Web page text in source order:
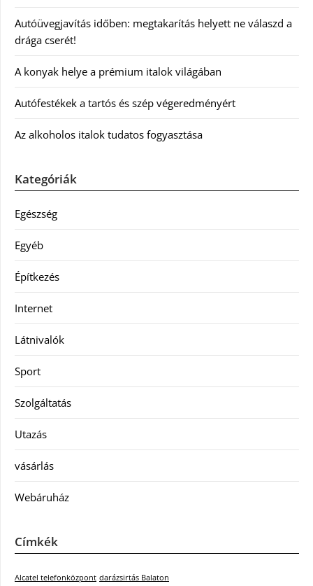
Autóüvegjavítás időben: megtakarítás helyett ne válaszd a
drága cserét!
A konyak helye a prémium italok világában
Autófestékek a tartós és szép végeredményért
Az alkoholos italok tudatos fogyasztása
Kategóriák
Egészség
Egyéb
Építkezés
Internet
Látnivalók
Sport
Szolgáltatás
Utazás
vásárlás
Webáruház
Címkék
Alcatel telefonközpont darázsirtás Balaton